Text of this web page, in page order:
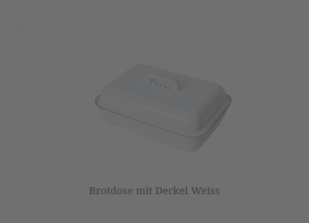
Brotdose mit Deckel Weiss